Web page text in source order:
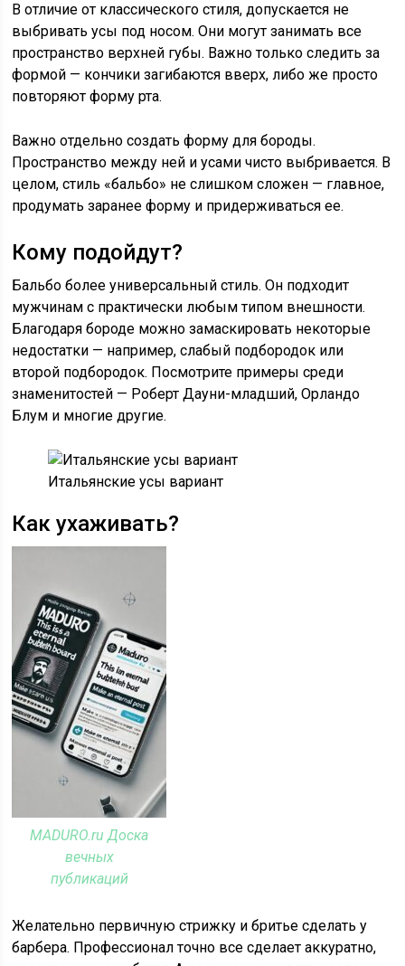
В отличие от классического стиля, допускается не
выбривать усы под носом. Они могут занимать все
пространство верхней губы. Важно только следить за
формой — кончики загибаются вверх, либо же просто
повторяют форму рта.
Важно отдельно создать форму для бороды.
Пространство между ней и усами чисто выбривается. В
целом, стиль «бальбо» не слишком сложен — главное,
продумать заранее форму и придерживаться ее.
Кому подойдут?
Бальбо более универсальный стиль. Он подходит
мужчинам с практически любым типом внешности.
Благодаря бороде можно замаскировать некоторые
недостатки — например, слабый подбородок или
второй подбородок. Посмотрите примеры среди
знаменитостей — Роберт Дауни-младший, Орландо
Блум и многие другие.
Итальянские усы вариант
Как ухаживать?
MADURO.ru Доска
вечных
публикаций
Желательно первичную стрижку и бритье сделать у
барбера. Профессионал точно все сделает аккуратно,